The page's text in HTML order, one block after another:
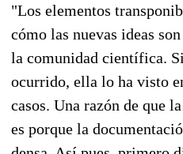
"Los elementos
cómo las nuevas ideas
la comunidad científica.
ocurrido, ella lo ha visto
casos. Una razón de que
es porque la